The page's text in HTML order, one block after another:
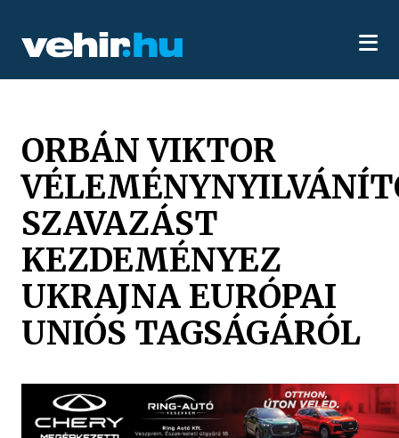
ORBÁN VIKTOR
SZAVAZÁST
KEZDEMÉNYEZ
UKRAJNA EURÓPAI
UNIÓS TAGSÁGÁRÓL